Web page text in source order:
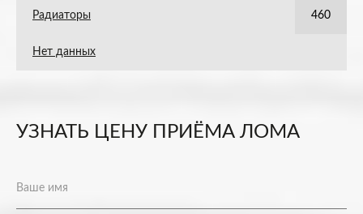
Радиаторы 460
Нет данных
УЗНАТЬ ЦЕНУ ПРИЁМА ЛОМА